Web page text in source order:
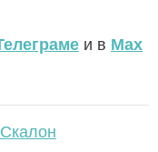
и в Max